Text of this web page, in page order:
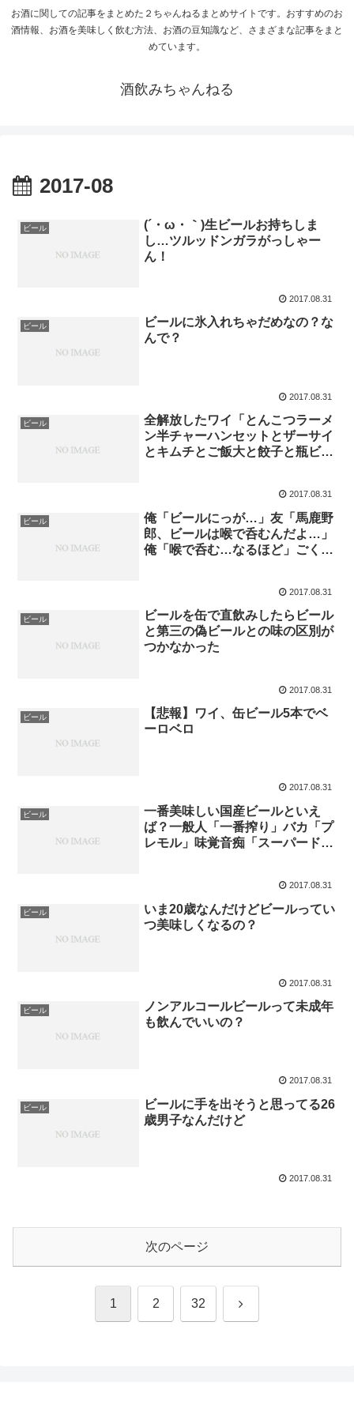
お酒に関しての記事をまとめた２ちゃんねるまとめサイトです。おすすめのお
酒情報、お酒を美味しく飲む方法、お酒の豆知識など、さまざまな記事をまと
めています。
酒飲みちゃんねる
2017-08
ビール
(´・ω・｀)生ビールお持ちしま
し…ツルッドンガラがっしゃー
ん！
2017.08.31
ビール
ビールに氷入れちゃだめなの？な
んで？
2017.08.31
ビール
全解放したワイ「とんこつラーメ
ン半チャーハンセットとザーサイ
とキムチとご飯大と餃子と瓶ビー
2017.08.31
ビール
俺「ビールにっが…」友「馬鹿野
郎、ビールは喉で呑むんだよ…」
俺「喉で呑む…なるほど」ごくご
2017.08.31
ビール
ビールを缶で直飲みしたらビール
と第三の偽ビールとの味の区別が
つかなかった
2017.08.31
ビール
【悲報】ワイ、缶ビール5本でベ
ーロベロ
2017.08.31
ビール
一番美味しい国産ビールといえ
ば？一般人「一番搾り」バカ「プ
レモル」味覚音痴「スーパードラ
2017.08.31
ビール
いま20歳なんだけどビールってい
つ美味しくなるの？
2017.08.31
ビール
ノンアルコールビールって未成年
も飲んでいいの？
2017.08.31
ビール
ビールに手を出そうと思ってる26
歳男子なんだけど
2017.08.31
次のページ
1 2 32 次